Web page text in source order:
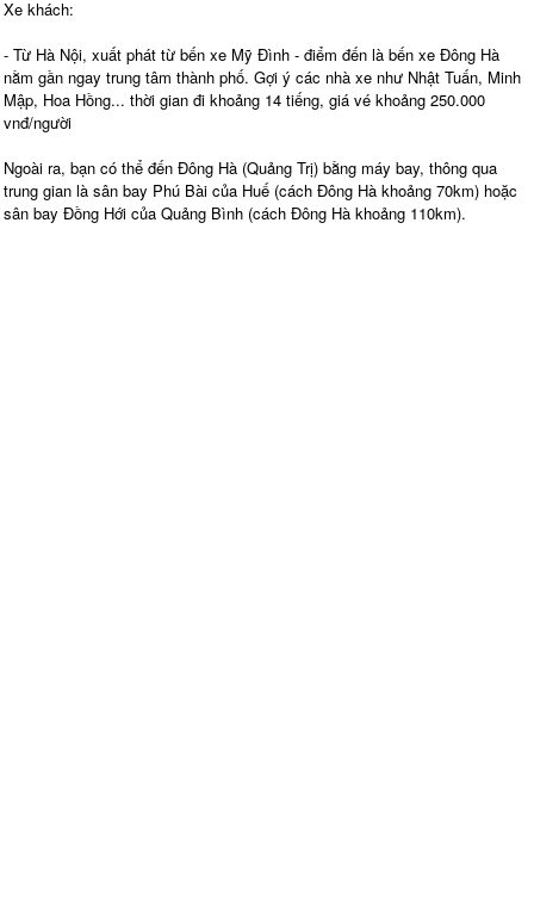
Xe khách:
- Từ Hà Nội, xuất phát từ bến xe Mỹ Đình - điểm đến là bến xe Đông Hà
nằm gần ngay trung tâm thành phố. Gợi ý các nhà xe như Nhật Tuấn, Minh
Mập, Hoa Hồng... thời gian đi khoảng 14 tiếng, giá vé khoảng 250.000
vnđ/người
Ngoài ra, bạn có thể đến Đông Hà (Quảng Trị) bằng máy bay, thông qua
trung gian là sân bay Phú Bài của Huế (cách Đông Hà khoảng 70km) hoặc
sân bay Đồng Hới của Quảng Bình (cách Đông Hà khoảng 110km).